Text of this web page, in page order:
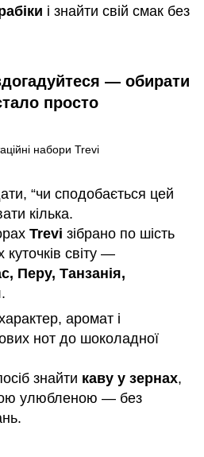
і знайти свій смак без
— обирати
просто
“чи сподобається цей
кілька.
Trevi зібрано по шість
куточків світу —
Перу, Танзанія,
.
аромат і
нот до шоколадної
знайти каву у зернах,
улюбленою — без